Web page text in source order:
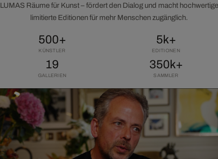
LUMAS Räume für Kunst – fördert den Dialog und macht hochwertige
limitierte Editionen für mehr Menschen zugänglich.
500+
KÜNSTLER
5k+
EDITIONEN
19
GALLERIEN
350k+
SAMMLER